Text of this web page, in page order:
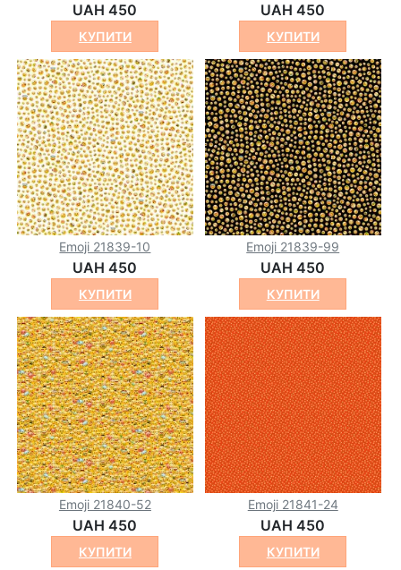
UAH 450
КУПИТИ
UAH 450
КУПИТИ
Emoji 21839-10
UAH 450
КУПИТИ
Emoji 21839-99
UAH 450
КУПИТИ
Emoji 21840-52
UAH 450
КУПИТИ
Emoji 21841-24
UAH 450
КУПИТИ